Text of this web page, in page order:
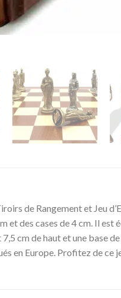
de Rangement et Jeu
et des cases de 4 cm. Il
cm de haut et une base
en Europe. Profitez de ce